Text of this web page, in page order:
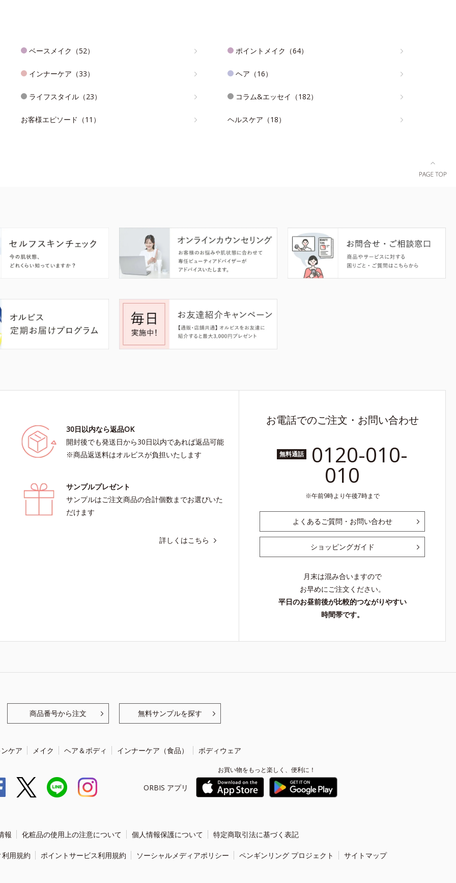
ベースメイク（52） ポイントメイク（64）
インナーケア（33） ヘア（16）
ライフスタイル（23） コラム&エッセイ（182）
お客様エピソード（11） ヘルスケア（18）
30日以内なら返品OK
開封後でも発送日から30日以内であれば返品可能
※商品返送料はオルビスが負担いたします
サンプルプレゼント
サンプルはご注文商品の合計個数までお選びいた
だけます
詳しくはこちら
お電話でのご注文・お問い合わせ
無料通話 0120-010-
010
午前9時より午後7時まで
よくあるご質問・お問い合わせ
ショッピングガイド
月末は混み合いますので
お早めにご注文ください。
平日のお昼前後が比較的つながりやすい
時間帯です。
商品番号から注文 無料サンプルを探す
ケア メイク ヘア＆ボディ インナーケア（食品） ボディウェア
ORBIS アプリ
お買い物をもっと楽しく、便利に！
報 化粧品の使用上の注意について 個人情報保護について 特定商取引法に基づく表記
用規約 ポイントサービス利用規約 ソーシャルメディアポリシー ペンギンリング プロジェクト サイトマップ